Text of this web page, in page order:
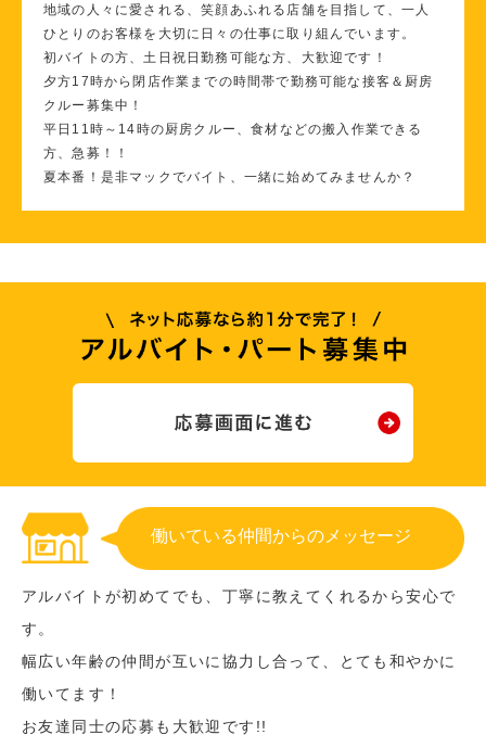
地域の人々に愛される、笑顔あふれる店舗を目指して、一人
ひとりのお客様を大切に日々の仕事に取り組んでいます。
初バイトの方、土日祝日勤務可能な方、大歓迎です！
夕方17時から閉店作業までの時間帯で勤務可能な接客＆厨房
クルー募集中！
平日11時～14時の厨房クルー、食材などの搬入作業できる
方、急募！！
夏本番！是非マックでバイト、一緒に始めてみませんか？
働いている仲間からのメッセージ
アルバイトが初めてでも、丁寧に教えてくれるから安心で
す。
幅広い年齢の仲間が互いに協力し合って、とても和やかに
働いてます！
お友達同士の応募も大歓迎です!!